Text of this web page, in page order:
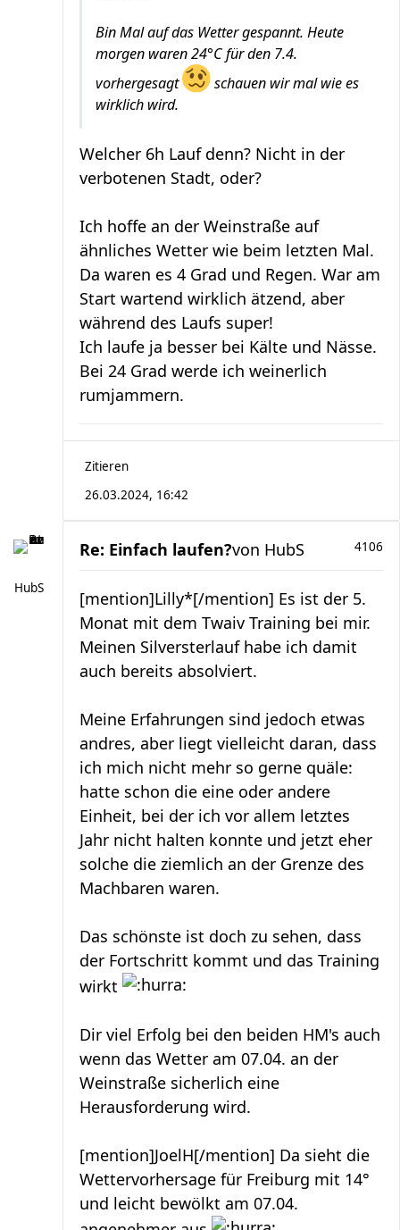
Bin Mal auf das Wetter gespannt. Heute
morgen waren 24°C für den 7.4.
vorhergesagt
schauen wir mal wie es
wirklich wird.
Welcher 6h Lauf denn? Nicht in der
verbotenen Stadt, oder?
Ich hoffe an der Weinstraße auf
ähnliches Wetter wie beim letzten Mal.
Da waren es 4 Grad und Regen. War am
Start wartend wirklich ätzend, aber
während des Laufs super!
Ich laufe ja besser bei Kälte und Nässe.
Bei 24 Grad werde ich weinerlich
rumjammern.
Zitieren
26.03.2024, 16:42
HubS
Re: Einfach laufen? 4106
von HubS
[mention]Lilly*[/mention] Es ist der 5.
Monat mit dem Twaiv Training bei mir.
Meinen Silversterlauf habe ich damit
auch bereits absolviert.
Meine Erfahrungen sind jedoch etwas
andres, aber liegt vielleicht daran, dass
ich mich nicht mehr so gerne quäle:
hatte schon die eine oder andere
Einheit, bei der ich vor allem letztes
Jahr nicht halten konnte und jetzt eher
solche die ziemlich an der Grenze des
Machbaren waren.
Das schönste ist doch zu sehen, dass
der Fortschritt kommt und das Training
wirkt
Dir viel Erfolg bei den beiden HM's auch
wenn das Wetter am 07.04. an der
Weinstraße sicherlich eine
Herausforderung wird.
[mention]JoelH[/mention] Da sieht die
Wettervorhersage für Freiburg mit 14°
und leicht bewölkt am 07.04.